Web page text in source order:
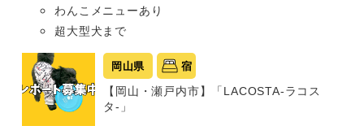
わんこメニューあり
超大型犬まで
岡山県 宿
【岡山・瀬戸内市】「LACOSTA-ラコス
タ-」